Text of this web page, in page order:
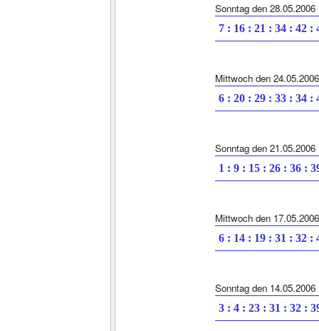
Sonntag den 28.05.2006
7 : 16 : 21 : 34 : 42 :
Mittwoch den 24.05.2006
6 : 20 : 29 : 33 : 34 :
Sonntag den 21.05.2006
1 : 9 : 15 : 26 : 36 :
Mittwoch den 17.05.2006
6 : 14 : 19 : 31 : 32 :
Sonntag den 14.05.2006
3 : 4 : 23 : 31 : 32 :